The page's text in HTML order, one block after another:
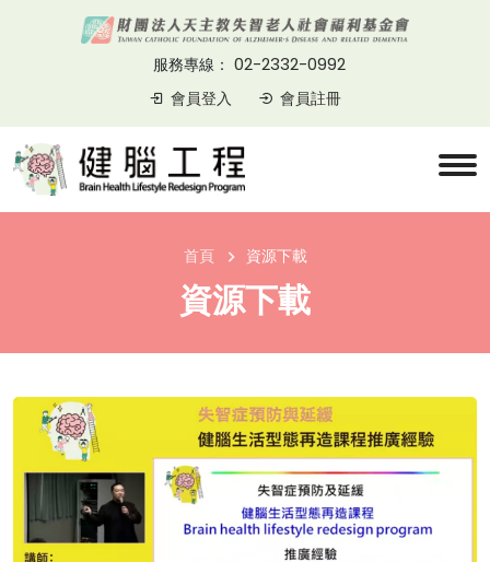
服務專線： 02-2332-0992
會員登入 會員註冊
首頁 資源下載
資源下載